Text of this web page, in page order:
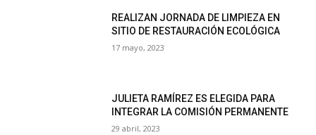
REALIZAN JORNADA DE LIMPIEZA EN
SITIO DE RESTAURACIÓN ECOLÓGICA
17 mayo, 2023
JULIETA RAMÍREZ ES ELEGIDA PARA
INTEGRAR LA COMISIÓN PERMANENTE
29 abril, 2023